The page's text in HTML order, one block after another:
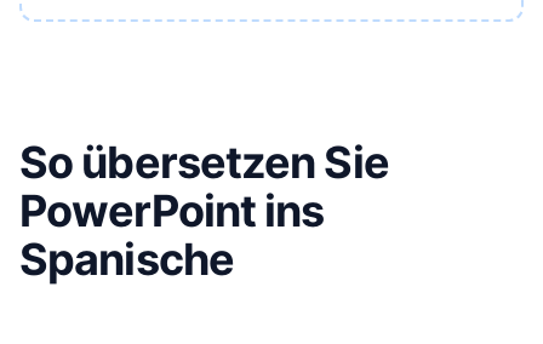
So übersetzen Sie
PowerPoint ins
Spanische